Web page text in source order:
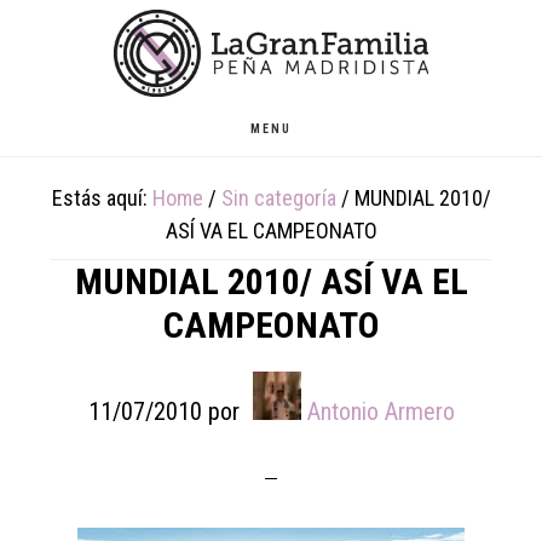
MENU
Estás aquí: Home / Sin categoría / MUNDIAL 2010/
ASÍ VA EL CAMPEONATO
MUNDIAL 2010/ ASÍ VA EL
CAMPEONATO
11/07/2010 por Antonio Armero